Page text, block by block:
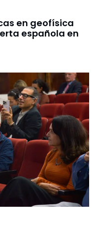
en geofísica
española en